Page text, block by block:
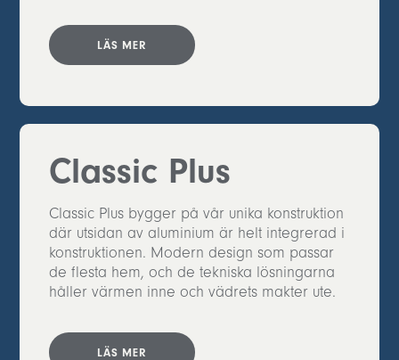
LÄS MER
Classic Plus
Classic Plus bygger på vår unika konstruktion
där utsidan av aluminium är helt integrerad i
konstruktionen. Modern design som passar
de flesta hem, och de tekniska lösningarna
håller värmen inne och vädrets makter ute.
LÄS MER